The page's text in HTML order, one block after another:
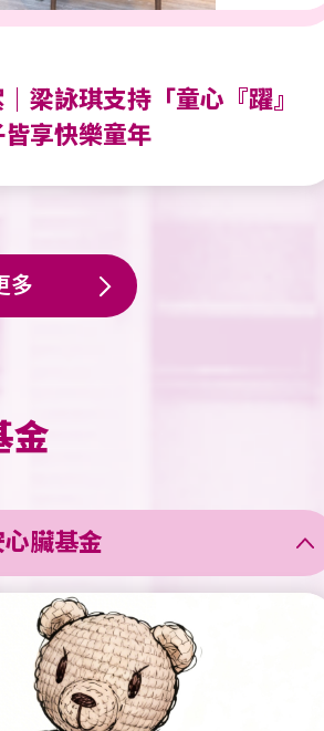
梁詠琪支持「童心『躍』
享快樂童年
多
金
臟基金